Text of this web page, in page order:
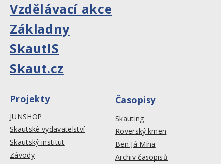
Vzdělávací akce
Základny
SkautIS
Skaut.cz
Projekty
JUNSHOP
Skautské vydavatelství
Skautský institut
Závody
Časopisy
Skauting
Roverský kmen
Ben Já Mína
Archiv časopisů